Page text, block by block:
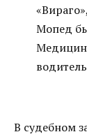
Мопед
В судебном